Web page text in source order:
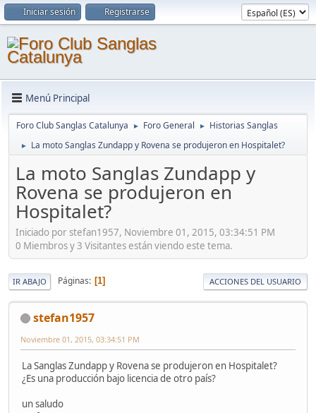
Iniciar sesión Registrarse
Menú Principal
Foro Club Sanglas Catalunya ► Foro General ► Historias Sanglas
► La moto Sanglas Zundapp y Rovena se produjeron en Hospitalet?
La moto Sanglas Zundapp y
Rovena se produjeron en
Hospitalet?
Iniciado por stefan1957, Noviembre 01, 2015, 03:34:51 PM
0 Miembros y 3 Visitantes están viendo este tema.
IR ABAJO Páginas 1 ACCIONES DEL USUARIO
stefan1957
Noviembre 01, 2015, 03:34:51 PM
La Sanglas Zundapp y Rovena se produjeron en Hospitalet?
¿Es una producción bajo licencia de otro país?
un saludo